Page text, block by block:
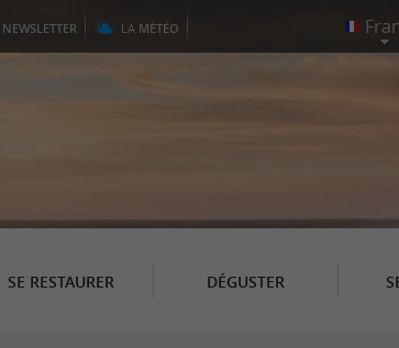
NEWSLETTER LA MÉTÉO
SE RESTAURER DÉGUSTER